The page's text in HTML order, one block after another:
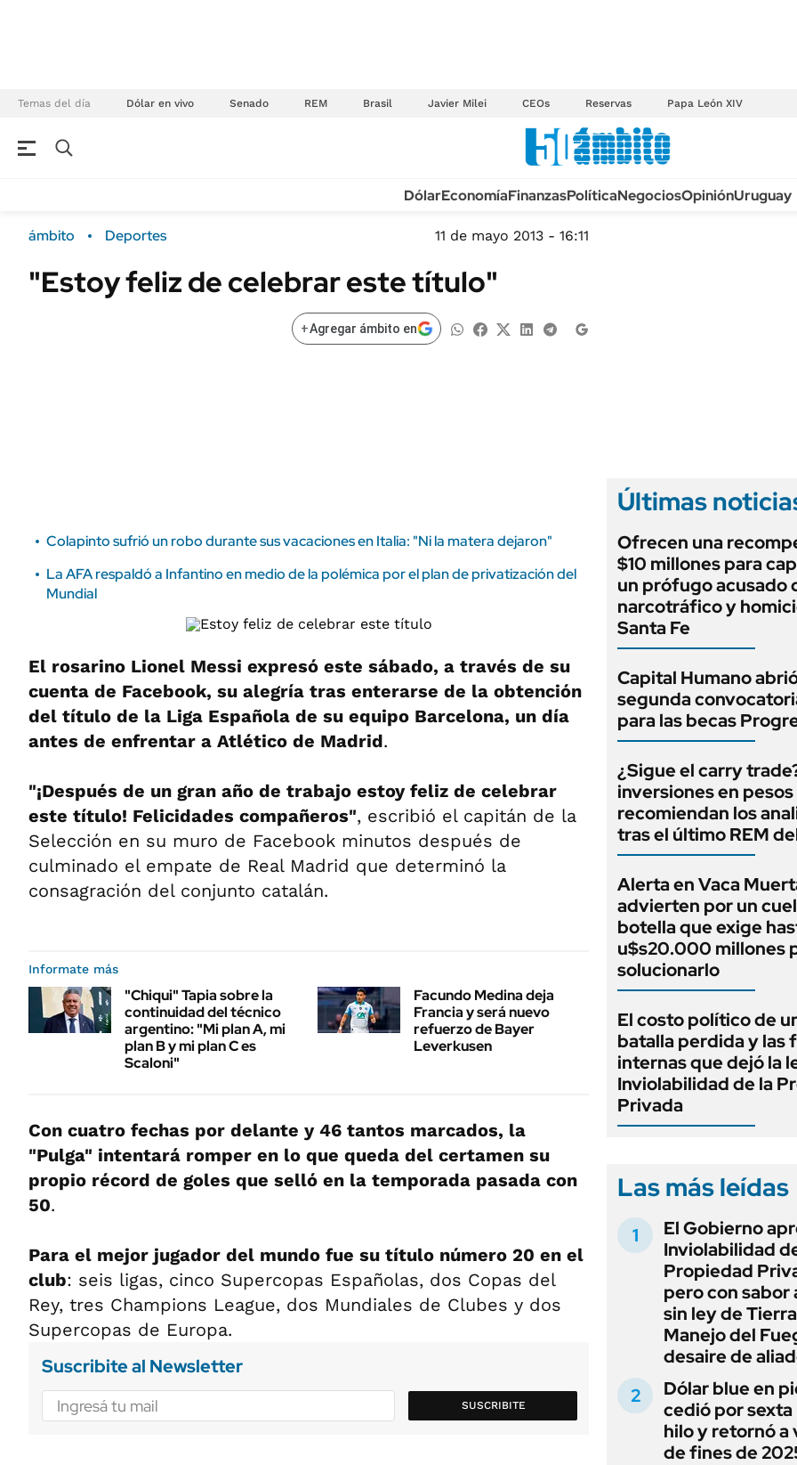
Temas del día Dólar en vivo Senado REM Brasil Javier Milei CEOs Reservas Papa León XIV
Campo Sustentabilidad
ENERGY REPORT
TECNOLOGÍA
MÉXICO
MUNDO
INFORMACIÓN GENERAL
DólarEconomíaFinanzasPolíticaNegociosOpiniónUruguay
ámbito Deportes 11 de mayo 2013 - 16:11
"Estoy feliz de celebrar este título"
+Agregar ámbito en
Colapinto sufrió un robo durante sus vacaciones en Italia: "Ni la matera dejaron"
La AFA respaldó a Infantino en medio de la polémica por el plan de privatización del
Mundial
El rosarino Lionel Messi expresó este sábado, a través de su
cuenta de Facebook, su alegría tras enterarse de la obtención
del título de la Liga Española de su equipo Barcelona, un día
antes de enfrentar a Atlético de Madrid.
"¡Después de un gran año de trabajo estoy feliz de celebrar
este título! Felicidades compañeros", escribió el capitán de la
Selección en su muro de Facebook minutos después de
culminado el empate de Real Madrid que determinó la
consagración del conjunto catalán.
Informate más
"Chiqui" Tapia sobre la
continuidad del técnico
argentino: "Mi plan A, mi
plan B y mi plan C es
Scaloni"
Facundo Medina deja
Francia y será nuevo
refuerzo de Bayer
Leverkusen
Con cuatro fechas por delante y 46 tantos marcados, la
"Pulga" intentará romper en lo que queda del certamen su
propio récord de goles que selló en la temporada pasada con
50.
Para el mejor jugador del mundo fue su título número 20 en el
club: seis ligas, cinco Supercopas Españolas, dos Copas del
Rey, tres Champions League, dos Mundiales de Clubes y dos
Supercopas de Europa.
Suscribite al Newsletter
SUSCRIBITE
Últimas
Ofrecen una
$10 millones para
un prófugo acusado
narcotráfico y
Santa Fe
Capital Humano
segunda
para las becas
¿Sigue el carry
inversiones en
recomiendan los
tras el último REM
Alerta en Vaca
advierten por un
botella que exige
u$s20.000 millones
solucionarlo
El costo político de
batalla perdida y las
internas que dejó la
Inviolabilidad de la
Privada
Las más leídas
El Gobierno
Inviolabilidad
Propiedad
pero con sabor
sin ley de
Manejo del
desaire de
Dólar blue en
cedió por sexta
hilo y retornó a
de fines de